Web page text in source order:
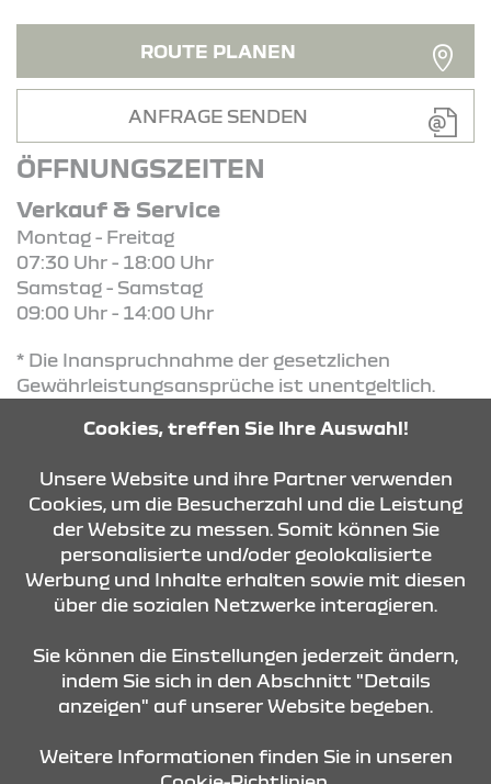
ROUTE PLANEN
ANFRAGE SENDEN
ÖFFNUNGSZEITEN
Verkauf & Service
Montag - Freitag
07:30 Uhr - 18:00 Uhr
Samstag - Samstag
09:00 Uhr - 14:00 Uhr
* Die Inanspruchnahme der gesetzlichen
Gewährleistungsansprüche ist unentgeltlich.
Reifengarantie und werden durch diese nicht
KONTAKT & ANFAHRT
Cookies, treffen Sie Ihre Auswahl!
Unsere Website und ihre Partner verwenden
Cookies, um die Besucherzahl und die Leistung
der Website zu messen. Somit können Sie
personalisierte und/oder geolokalisierte
Werbung und Inhalte erhalten sowie mit diesen
über die sozialen Netzwerke interagieren.
Sie können die Einstellungen jederzeit ändern,
indem Sie sich in den Abschnitt "Details
anzeigen" auf unserer Website begeben.
Weitere Informationen finden Sie in unseren